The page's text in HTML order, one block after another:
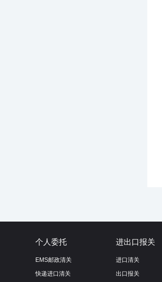
个人委托
EMS邮政清关
快递进口清关
进出口报关
进口清关
出口报关